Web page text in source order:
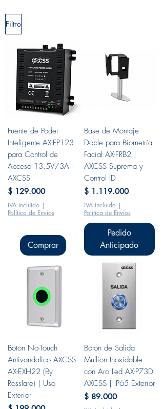
Filtro
Fuente de Poder
Inteligente AX-FP123
para Control de
Acceso 13.5V/3A |
AXCSS
Precio
$ 129.000
IVA incluido |
Política de Envíos
Comprar
Base de Montaje
Doble para Biometría
Facial AX-FRB2 |
AXCSS Suprema y
Control ID
Precio
$ 1.119.000
IVA incluido|
Política de Envíos
Pedido
Anticipado
Boton No-Touch
Antivandalico AXCSS
AX-EXH22 (By
Rosslare) | Uso
Exterior
Boton de Salida
Mullion Inoxidable
con Aro Led AX-P73D
AXCSS | IP65 Exterior
Precio
$ 89.000